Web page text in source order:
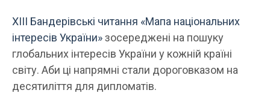
XIIІ Бандерівські читання «Мапа національних
інтересів України»зосереджені на пошуку
глобальних інтересів України у кожній країні
світу. Аби ці напрямні стали дороговказом на
десятиліття для дипломатів.